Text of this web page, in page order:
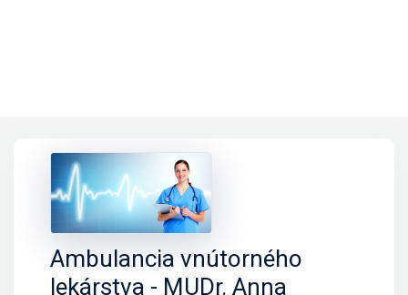
Ambulancia vnútorného
lekárstva - MUDr. Anna